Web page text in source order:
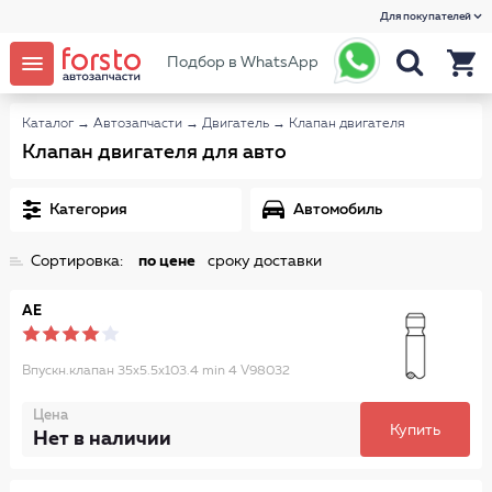
Для покупателей
Подбор в WhatsApp
Каталог → Автозапчасти → Двигатель → Клапан двигателя
Клапан двигателя для авто
Категория Автомобиль
Сортировка: по цене сроку доставки
AE
Впускн.клапан 35x5.5x103.4 min 4 V98032
Цена
Нет в наличии Купить